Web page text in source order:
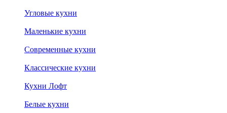
Угловые кухни
Маленькие кухни
Современные кухни
Классические кухни
Кухни Лофт
Белые кухни